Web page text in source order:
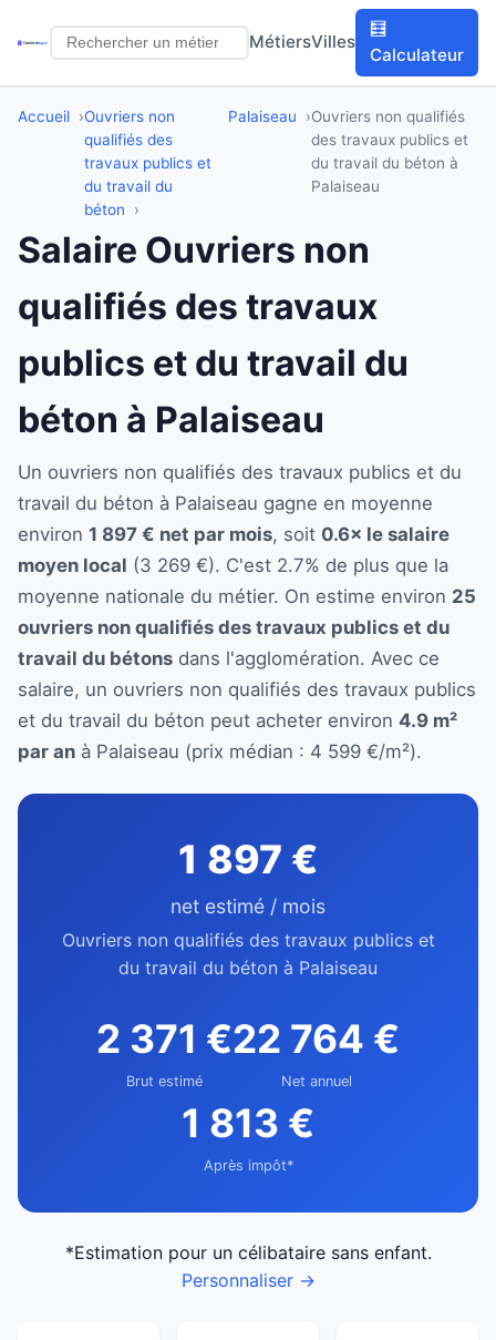
MétiersVilles
🧮
Calculateur
Accueil
Ouvriers non
qualifiés des
travaux publics et
du travail du
béton
Palaiseau
Ouvriers non qualifiés
des travaux publics et
du travail du béton à
Palaiseau
Salaire Ouvriers non
qualifiés des travaux
publics et du travail du
béton à Palaiseau
Un ouvriers non qualifiés des travaux publics et du
travail du béton à Palaiseau gagne en moyenne
environ 1 897 € net par mois, soit 0.6× le salaire
moyen local (3 269 €). C'est 2.7% de plus que la
moyenne nationale du métier. On estime environ 25
ouvriers non qualifiés des travaux publics et du
travail du bétons dans l'agglomération. Avec ce
salaire, un ouvriers non qualifiés des travaux publics
et du travail du béton peut acheter environ 4.9 m²
par an à Palaiseau (prix médian : 4 599 €/m²).
1 897 €
net estimé / mois
Ouvriers non qualifiés des travaux publics et
du travail du béton à Palaiseau
2 371 €
Brut estimé
22 764 €
Net annuel
1 813 €
Après impôt*
*Estimation pour un célibataire sans enfant.
Personnaliser →